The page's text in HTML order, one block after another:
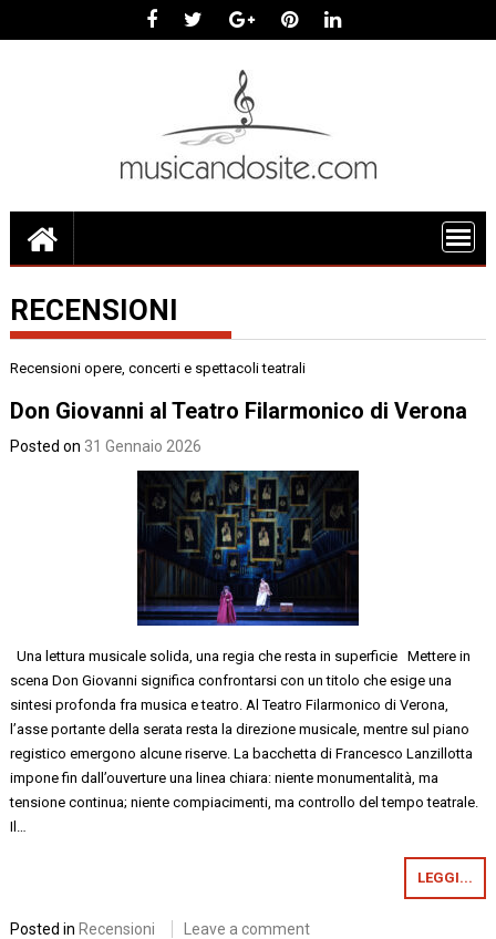
RECENSIONI
Recensioni opere, concerti e spettacoli teatrali
Don Giovanni al Teatro Filarmonico di Verona
Posted on 31 Gennaio 2026
Una lettura musicale solida, una regia che resta in superficie Mettere in
scena Don Giovanni significa confrontarsi con un titolo che esige una
sintesi profonda fra musica e teatro. Al Teatro Filarmonico di Verona,
l’asse portante della serata resta la direzione musicale, mentre sul piano
registico emergono alcune riserve. La bacchetta di Francesco Lanzillotta
impone fin dall’ouverture una linea chiara: niente monumentalità, ma
tensione continua; niente compiacimenti, ma controllo del tempo teatrale.
Il…
LEGGI...
Posted in Recensioni Leave a comment